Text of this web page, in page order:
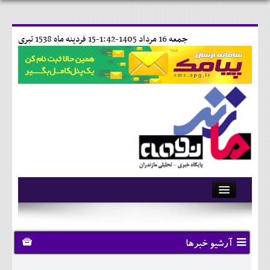
15 فردينه ماه 1538 تبری جمعه 16 مرداد 1405-1:42-
آرشیو
تماس با ما
وبلاگ
آرشیو خبرها